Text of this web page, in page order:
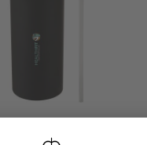
Supra 1 l vakuumisolerad